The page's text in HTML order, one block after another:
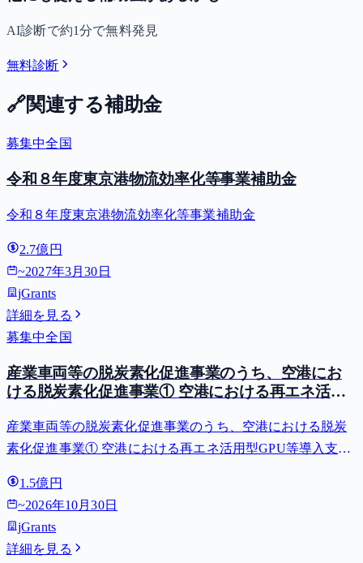
AI診断で約1分で無料発見
無料診断
🔗関連する補助金
募集中全国
令和８年度東京港物流効率化等事業補助金
令和８年度東京港物流効率化等事業補助金
2.7億円
~2027年3月30日
jGrants
詳細を見る
募集中全国
産業車両等の脱炭素化促進事業のうち、空港にお
ける脱炭素化促進事業① 空港における再エネ活用
費等補助金）
産業車両等の脱炭素化促進事業のうち、空港における脱炭
素化促進事業① 空港における再エネ活用型GPU等導入支援
1.5億円
~2026年10月30日
jGrants
詳細を見る